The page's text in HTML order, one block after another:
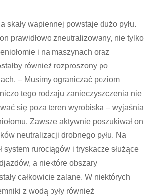
skały wapiennej powstaje dużo pyłu.
prawidłowo zneutralizowany, nie tylko
i na maszynach oraz
również rozproszony po
– Musimy ograniczać poziom
tego rodzaju zanieczyszczenia nie
się poza teren wyrobiska – wyjaśnia
Zawsze aktywnie poszukiwał on
neutralizacji drobnego pyłu. Na
system rurociągów i tryskacze służące
a niektóre obszary
całkowicie zalane. W niektórych
z wodą były również